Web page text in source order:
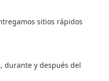
sitios rápidos
durante y después del